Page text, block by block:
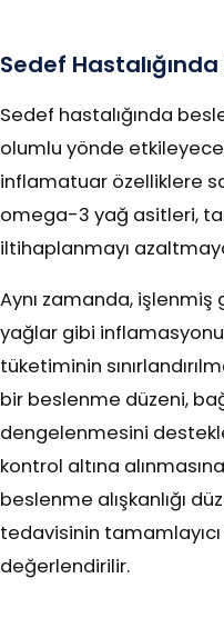
Sedef
Sedef hastalığında
olumlu yönde
inflamatuar özelliklere
omega-3 yağ asitleri,
iltihaplanmayı
Aynı zamanda, işlenmiş
yağlar gibi
tüketiminin
bir beslenme düzeni,
dengelenmesini
kontrol altına
beslenme alışkanlığı
tedavisinin
değerlendirilir.